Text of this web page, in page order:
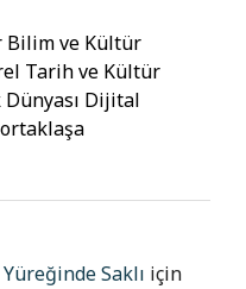
Bilim ve Kültür
Tarih ve Kültür
Dünyası Dijital
Yüreğinde Saklı için